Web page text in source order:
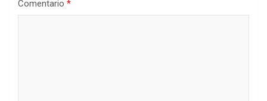
Comentario *